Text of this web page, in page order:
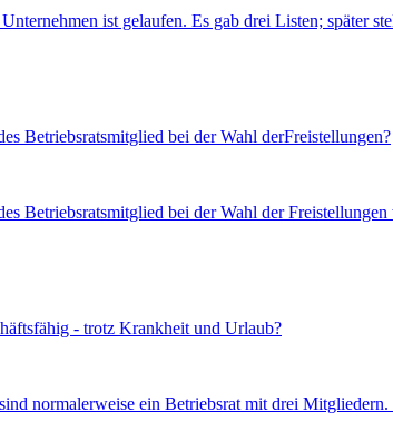
ist gelaufen. Es gab drei Listen; später
Betriebsratsmitglied bei der Wahl derFreistellungen?
Betriebsratsmitglied bei der Wahl der
- trotz Krankheit und Urlaub?
normalerweise ein Betriebsrat mit drei